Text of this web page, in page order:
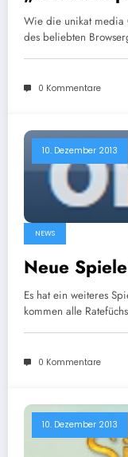
Wie die unikat media
des beliebten
0 Kommentare
10. Dezember 2013
NEWS
Neue
Es hat ein weiteres
kommen alle
0 Kommentare
10. Dezember 2013